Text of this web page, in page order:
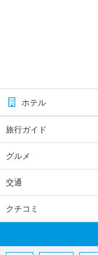
ホテル
旅行ガイド
グルメ
交通
クチコミ